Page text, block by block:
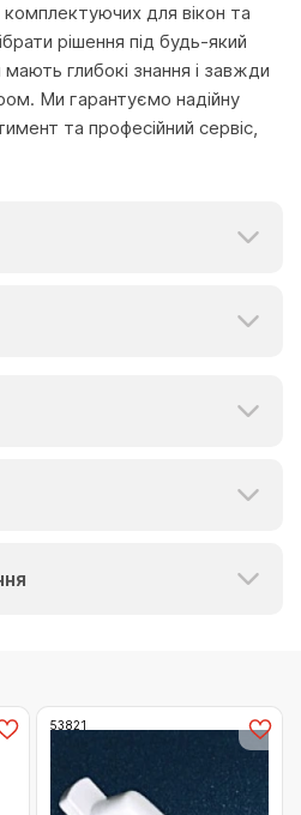
для вікон та
рішення під будь-який
глибокі знання і завжди
Ми гарантуємо надійну
та професійний сервіс,
53821